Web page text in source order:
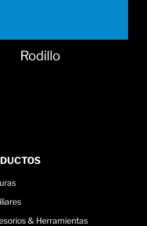
Óxido Real
& Herramientas